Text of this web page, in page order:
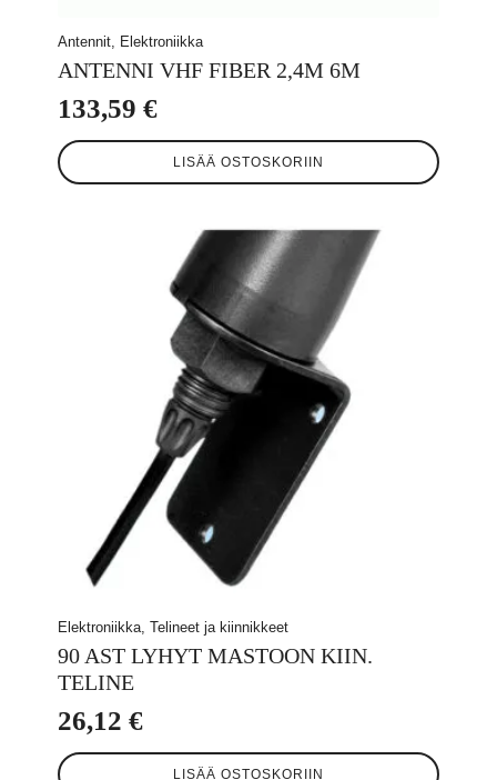
Antennit, Elektroniikka
ANTENNI VHF FIBER 2,4M 6M
133,59 €
LISÄÄ OSTOSKORIIN
Elektroniikka, Telineet ja kiinnikkeet
90 AST LYHYT MASTOON KIIN.
TELINE
26,12 €
LISÄÄ OSTOSKORIIN